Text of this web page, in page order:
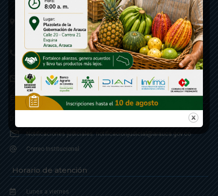
Calle 20 - Carrera 21 Esquina
Código postal 810001
Linea de Servicio a la Ciudadania: 57- 6078851946
Linea Anticorrupción: 607885 3374
correspondencia: archivogeneral@arauca.gov.co
Enlaces
Notificaciones judiciales: notificacionjudicial@arauca.gov.co
Correo Institucional
Horario de atención
Lunes a viernes